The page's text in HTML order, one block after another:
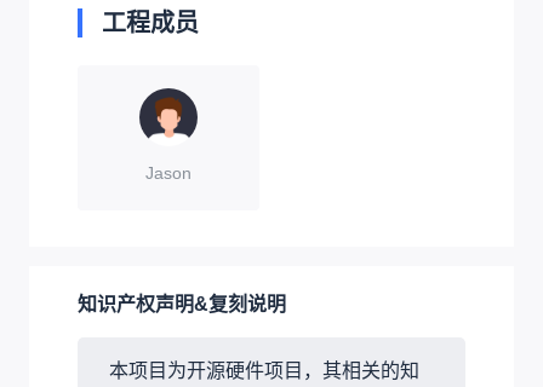
工程成员
Jason
知识产权声明&复刻说明
本项目为开源硬件项目，其相关的知